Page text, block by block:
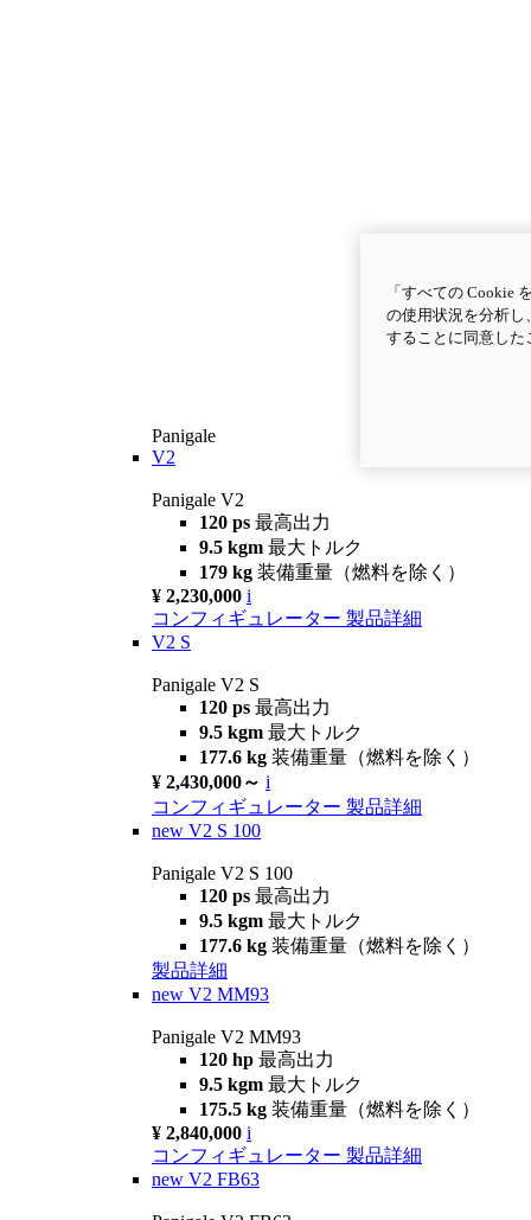
Panigale
V2
Panigale V2
120 ps 最高出力
9.5 kgm 最大トルク
179 kg 装備重量（燃料を除く）
¥ 2,230,000 i
コンフィギュレーター 製品詳細
V2 S
Panigale V2 S
120 ps 最高出力
9.5 kgm 最大トルク
177.6 kg 装備重量（燃料を除く）
¥ 2,430,000～ i
コンフィギュレーター 製品詳細
new V2 S 100
Panigale V2 S 100
120 ps 最高出力
9.5 kgm 最大トルク
177.6 kg 装備重量（燃料を除く）
製品詳細
new V2 MM93
Panigale V2 MM93
120 hp 最高出力
9.5 kgm 最大トルク
175.5 kg 装備重量（燃料を除く）
¥ 2,840,000 i
コンフィギュレーター 製品詳細
new V2 FB63
「すべての Cookie
の使用状況を分析し
することに同意し